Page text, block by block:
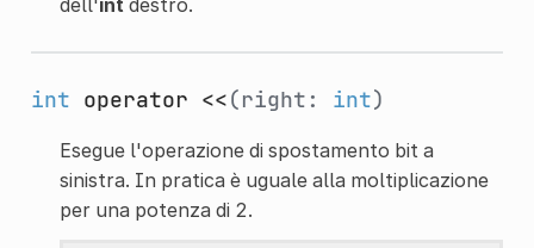
dell'intdestro.
int operator <<(right: int)
Esegue l'operazione di spostamento bit a
sinistra. In pratica è uguale alla moltiplicazione
per una potenza di 2.